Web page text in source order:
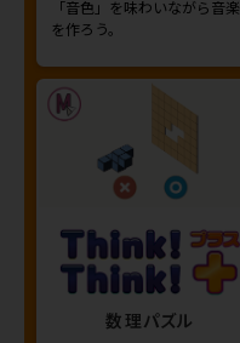
「音色」を味わいながら音楽
を作ろう。
数理パズル